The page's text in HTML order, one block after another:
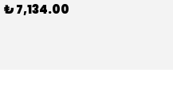
₺ 7,134.00